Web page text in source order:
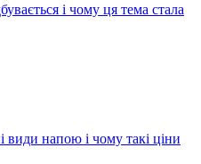
і чому ця тема стала
види напою і чому такі ціни